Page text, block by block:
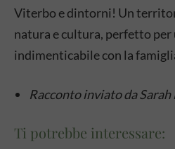
Viterbo e dintorni! Un
natura e cultura, perfetto per
indimenticabile con la
Racconto inviato da Sarah
Ti potrebbe interessare: